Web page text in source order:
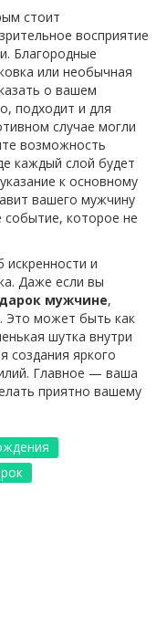
стоит
восприятие
Благородные
или необычная
о вашем
подходит и для
случае могли
возможность
каждый слой будет
к основному
вашего мужчину
событие, которое не
и
Даже если вы
мужчине,
Это может быть как
шутка внутри
создания яркого
Главное — ваша
приятно вашему